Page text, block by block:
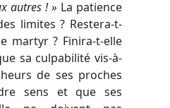
autres ! » La patience
limites ? Restera-t-
martyr ? Finira-t-elle
sa culpabilité vis-à-
de ses proches
sens et que ses